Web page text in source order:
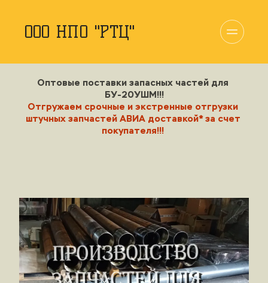
ООО НПО "РТЦ"
Оптовые поставки запасных частей для
БУ-20УШМ!!!
Отгружаем срочные и экстренные отгрузки
штучных запчастей АВИА доставкой* за счет
покупателя!!!